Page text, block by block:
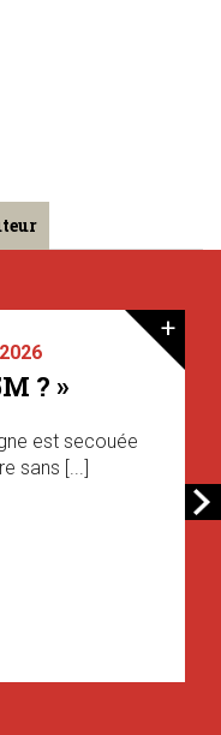
? »
est secouée
sans [...]
+